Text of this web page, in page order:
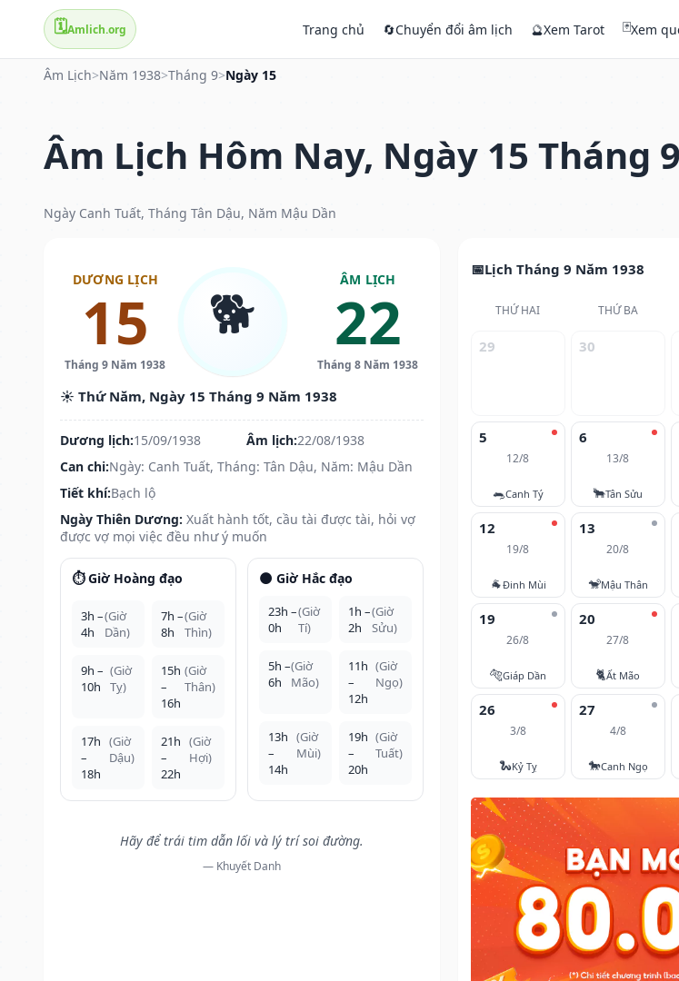
🗓️Amlich.org Trang chủ 🔄Chuyển đổi âm lịch 🔮Xem Tarot 🃏Xem
Âm Lịch>Năm 1938>Tháng 9>Ngày 15
Âm Lịch Hôm Nay, Ngày 15 Tháng
Ngày Canh Tuất, Tháng Tân Dậu, Năm Mậu Dần
DƯƠNG LỊCH
15
Tháng 9 Năm 1938
🐕 ÂM LỊCH
22
Tháng 8 Năm 1938
☀️ Thứ Năm, Ngày 15 Tháng 9 Năm 1938
Dương lịch:15/09/1938 Âm lịch:22/08/1938
Can chi:Ngày: Canh Tuất, Tháng: Tân Dậu, Năm: Mậu Dần
Tiết khí:Bạch lộ
Ngày Thiên Dương: Xuất hành tốt, cầu tài được tài, hỏi vợ
được vợ mọi việc đều như ý muốn
⏱️ Giờ Hoàng đạo
3h –
4h
(Giờ
Dần)
7h –
8h
(Giờ
Thìn)
9h –
10h
(Giờ
Tỵ)
15h
–
16h
(Giờ
Thân)
17h
–
18h
(Giờ
Dậu)
21h
–
22h
(Giờ
Hợi)
🌑 Giờ Hắc đạo
23h –
0h
(Giờ
Tí)
1h –
2h
(Giờ
Sửu)
5h –
6h
(Giờ
Mão)
11h
–
12h
(Giờ
Ngọ)
13h
–
14h
(Giờ
Mùi)
19h
–
20h
(Giờ
Tuất)
Hãy để trái tim dẫn lối và lý trí soi đường.
— Khuyết Danh
Lịch Tháng 9 Năm 1938
THỨ HAI THỨ BA
29 30
5
12/8
🐀Canh Tý
6
13/8
🐂Tân Sửu
12
19/8
🐐Đinh Mùi
13
20/8
🐒Mậu Thân
19
26/8
🐅Giáp Dần
20
27/8
🐈Ất Mão
26
3/8
🐍Kỷ Tỵ
27
4/8
🐎Canh Ngọ